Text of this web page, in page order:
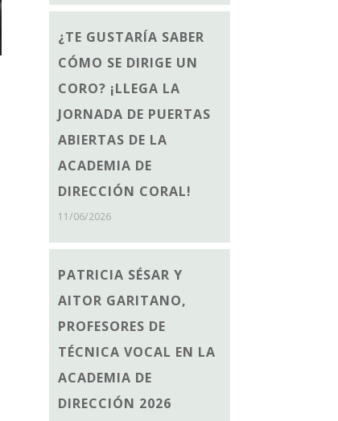
¿TE GUSTARÍA SABER
CÓMO SE DIRIGE UN
CORO? ¡LLEGA LA
JORNADA DE PUERTAS
ABIERTAS DE LA
ACADEMIA DE
DIRECCIÓN CORAL!
11/06/2026
PATRICIA SÉSAR Y
AITOR GARITANO,
PROFESORES DE
TÉCNICA VOCAL EN LA
ACADEMIA DE
DIRECCIÓN 2026